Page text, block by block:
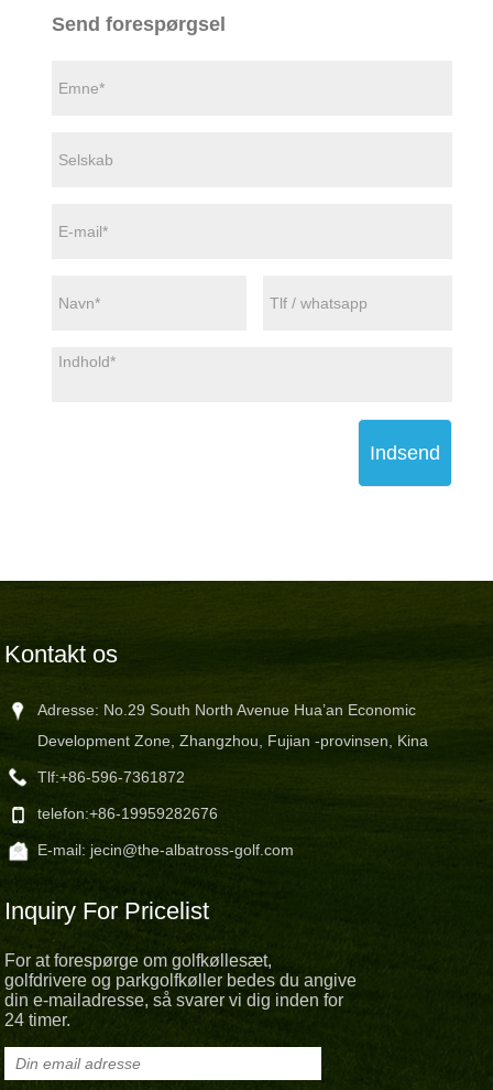
Send forespørgsel
Indsend
Kontakt os
Adresse: No.29 South North Avenue Hua’an Economic
Development Zone, Zhangzhou, Fujian -provinsen, Kina
Tlf:+86-596-7361872
telefon:+86-19959282676
E-mail: jecin@the-albatross-golf.com
Inquiry For Pricelist
For at forespørge om golfkøllesæt,
golfdrivere og parkgolfkøller bedes du angive
din e-mailadresse, så svarer vi dig inden for
24 timer.